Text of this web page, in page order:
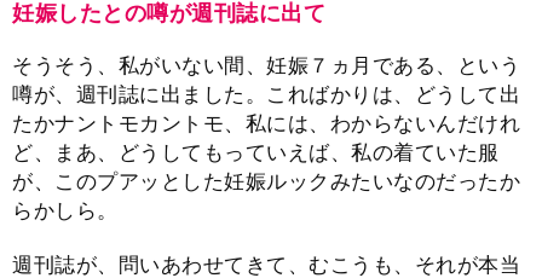
妊娠したとの噂が週刊誌に出て
そうそう、私がいない間、妊娠７ヵ月である、という
噂が、週刊誌に出ました。こればかりは、どうして出
たかナントモカントモ、私には、わからないんだけれ
ど、まあ、どうしてもっていえば、私の着ていた服
が、このプアッとした妊娠ルックみたいなのだったか
らかしら。
週刊誌が、問いあわせてきて、むこうも、それが本当